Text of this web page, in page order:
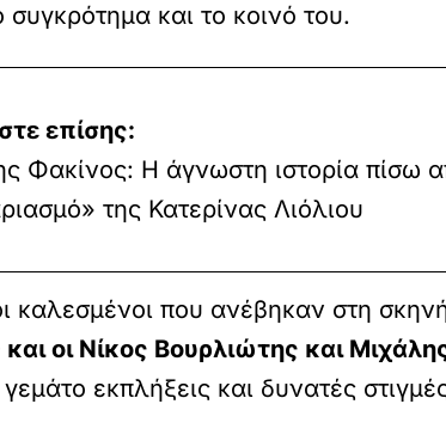
και το κοινό του.
επίσης:
Φακίνος: Η άγνωστη ιστορία πίσω
της Κατερίνας Λιόλιου
καλεσμένοι που ανέβηκαν στη
οι Νίκος Βουρλιώτης και
εκπλήξεις και δυνατές